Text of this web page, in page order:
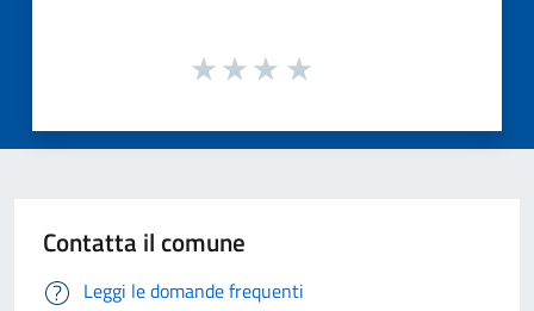
Contatta il comune
Leggi le domande frequenti